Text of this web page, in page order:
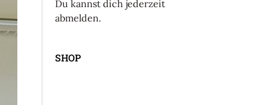
Du kannst dich jederzeit
abmelden.
SHOP